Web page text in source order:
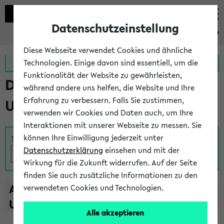
eKVV
Zur MeineUni App Zum MeineUni Portal
Das Lehrangebot der
Universität Bielefeld
Suche
A B C D E F G H I J K L M N O
U
V W X Y
Z
Datenschutzeinstellung
Diese Webseite verwendet Cookies und ähnliche
Technologien. Einige davon sind essentiell, um die
Funktionalität der Website zu gewährleisten,
während andere uns helfen, die Website und Ihre
Erfahrung zu verbessern. Falls Sie zustimmen,
verwenden wir Cookies und Daten auch, um Ihre
Interaktionen mit unserer Webseite zu messen. Sie
können Ihre Einwilligung jederzeit unter
Datenschutzerklärung einsehen und mit der
Wirkung für die Zukunft widerrufen. Auf der Seite
finden Sie auch zusätzliche Informationen zu den
verwendeten Cookies und Technologien.
Alle akzeptieren